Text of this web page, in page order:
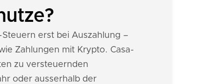
erst bei Auszahlung –
Zahlungen mit Krypto. Casa-
zu versteuernden
oder ausserhalb der